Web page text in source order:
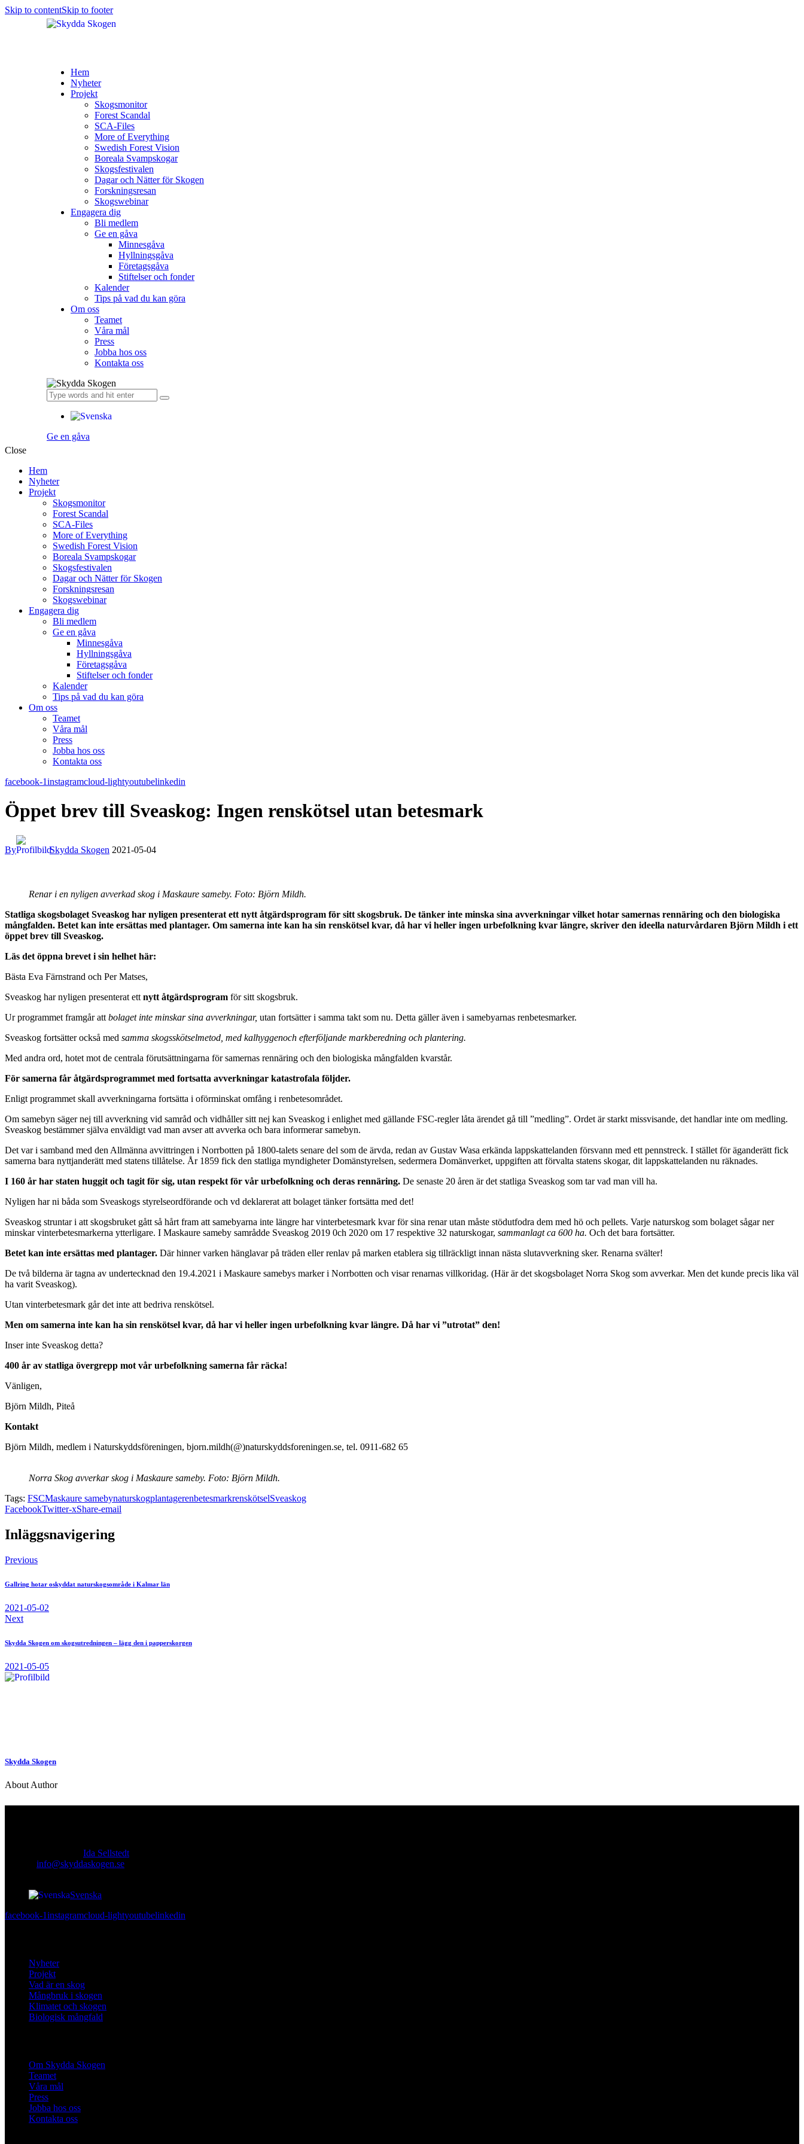
Skip to contentSkip to footer
Hem
Nyheter
Projekt
Skogsmonitor
Forest Scandal
SCA-Files
More of Everything
Swedish Forest Vision
Boreala Svampskogar
Skogsfestivalen
Dagar och Nätter för Skogen
Forskningsresan
Skogswebinar
Engagera dig
Bli medlem
Ge en gåva
Minnesgåva
Hyllningsgåva
Företagsgåva
Stiftelser och fonder
Kalender
Tips på vad du kan göra
Om oss
Teamet
Våra mål​
Press
Jobba hos oss
Kontakta oss
Ge en gåva
Close
Hem
Nyheter
Projekt
Skogsmonitor
Forest Scandal
SCA-Files
More of Everything
Swedish Forest Vision
Boreala Svampskogar
Skogsfestivalen
Dagar och Nätter för Skogen
Forskningsresan
Skogswebinar
Engagera dig
Bli medlem
Ge en gåva
Minnesgåva
Hyllningsgåva
Företagsgåva
Stiftelser och fonder
Kalender
Tips på vad du kan göra
Om oss
Teamet
Våra mål​
Press
Jobba hos oss
Kontakta oss
facebook-1instagramcloud-lightyoutubelinkedin
Öppet brev till Sveaskog: Ingen renskötsel utan betesmark
By Skydda Skogen 2021-05-04
Renar i en nyligen avverkad skog i Maskaure sameby. Foto: Björn Mildh.
Statliga skogsbolaget Sveaskog har nyligen presenterat ett nytt åtgärdsprogram för sitt skogsbruk. De tänker inte minska sina avverkningar vilket hotar samernas rennäring och den biologiska
mångfalden. Betet kan inte ersättas med plantager. Om samerna inte kan ha sin renskötsel kvar, då har vi heller ingen urbefolkning kvar längre, skriver den ideella naturvårdaren Björn Mildh i ett
öppet brev till Sveaskog.
Läs det öppna brevet i sin helhet här:
Bästa Eva Färnstrand och Per Matses,
Sveaskog har nyligen presenterat ett nytt åtgärdsprogram för sitt skogsbruk.
Ur programmet framgår att bolaget inte minskar sina avverkningar, utan fortsätter i samma takt som nu. Detta gäller även i samebyarnas renbetesmarker.
Sveaskog fortsätter också med samma skogsskötselmetod, med kalhyggenoch efterföljande markberedning och plantering.
Med andra ord, hotet mot de centrala förutsättningarna för samernas rennäring och den biologiska mångfalden kvarstår.
För samerna får åtgärdsprogrammet med fortsatta avverkningar katastrofala följder.
Enligt programmet skall avverkningarna fortsätta i oförminskat omfång i renbetesområdet.
Om samebyn säger nej till avverkning vid samråd och vidhåller sitt nej kan Sveaskog i enlighet med gällande FSC-regler låta ärendet gå till ”medling”. Ordet är starkt missvisande, det handlar inte om medling.
Sveaskog bestämmer själva enväldigt vad man avser att avverka och bara informerar samebyn.
Det var i samband med den Allmänna avvittringen i Norrbotten på 1800-talets senare del som de ärvda, redan av Gustav Wasa erkända lappskattelanden försvann med ett pennstreck. I stället för äganderätt fick
samerna bara nyttjanderätt med statens tillåtelse. År 1859 fick den statliga myndigheter Domänstyrelsen, sedermera Domänverket, uppgiften att förvalta statens skogar, dit lappskattelanden nu räknades.
I 160 år har staten huggit och tagit för sig, utan respekt för vår urbefolkning och deras rennäring. De senaste 20 åren är det statliga Sveaskog som tar vad man vill ha.
Nyligen har ni båda som Sveaskogs styrelseordförande och vd deklarerat att bolaget tänker fortsätta med det!
Sveaskog struntar i att skogsbruket gått så hårt fram att samebyarna inte längre har vinterbetesmark kvar för sina renar utan måste stödutfodra dem med hö och pellets. Varje naturskog som bolaget sågar ner
minskar vinterbetesmarkerna ytterligare. I Maskaure sameby samrådde Sveaskog 2019 0ch 2020 om 17 respektive 32 naturskogar, sammanlagt ca 600 ha. Och det bara fortsätter.
Betet kan inte ersättas med plantager. Där hinner varken hänglavar på träden eller renlav på marken etablera sig tillräckligt innan nästa slutavverkning sker. Renarna svälter!
De två bilderna är tagna av undertecknad den 19.4.2021 i Maskaure samebys marker i Norrbotten och visar renarnas villkoridag. (Här är det skogsbolaget Norra Skog som avverkar. Men det kunde precis lika väl
ha varit Sveaskog).
Utan vinterbetesmark går det inte att bedriva renskötsel.
Men om samerna inte kan ha sin renskötsel kvar, då har vi heller ingen urbefolkning kvar längre. Då har vi ”utrotat” den!
Inser inte Sveaskog detta?
400 år av statliga övergrepp mot vår urbefolkning samerna får räcka!
Vänligen,
Björn Mildh, Piteå
Kontakt
Björn Mildh, medlem i Naturskyddsföreningen, bjorn.mildh(@)naturskyddsforeningen.se, tel. 0911-682 65
Norra Skog avverkar skog i Maskaure sameby. Foto: Björn Mildh.
Tags: FSCMaskaure samebynaturskogplantagerenbetesmarkrenskötselSveaskog
FacebookTwitter-xShare-email
Inläggsnavigering
Previous
Gallring hotar oskyddat naturskogsområde i Kalmar län
2021-05-02
Next
Skydda Skogen om skogsutredningen – lägg den i papperskorgen
2021-05-05
Skydda Skogen
About Author
Ida Sellstedt
info@skyddaskogen.se
Svenska
facebook-1instagramcloud-lightyoutubelinkedin
Nyheter
Projekt
Vad är en skog
Mångbruk i skogen
Klimatet och skogen
Biologisk mångfald
Om Skydda Skogen
Teamet
Våra mål
Press
Jobba hos oss
Kontakta oss